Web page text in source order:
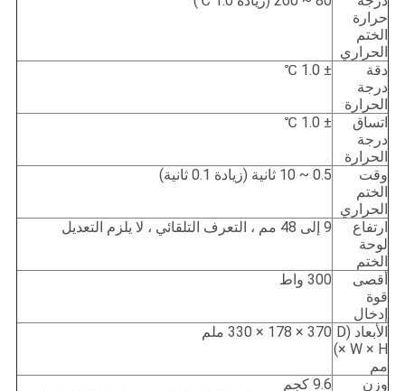
حرارة
الختم
الحراري
دقة
درجة
الحرارة
± 1.0 ℃
اتساق
درجة
الحرارة
± 1.0 ℃
وقت
الختم
الحراري
0.5 ~ 10 ثانية (زيادة 0.1 ثانية)
ارتفاع
لوحة
الختم
9 إلى 48 مم ، التعرف التلقائي ، لا يلزم التعديل
أقصى
قوة
إدخال
300 واط
الأبعاد (D
× W × H)
مم
370 × 178 × 330 ملم
وزن
9.6 كجم